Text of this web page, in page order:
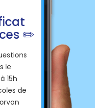
✏️
le
15h
de